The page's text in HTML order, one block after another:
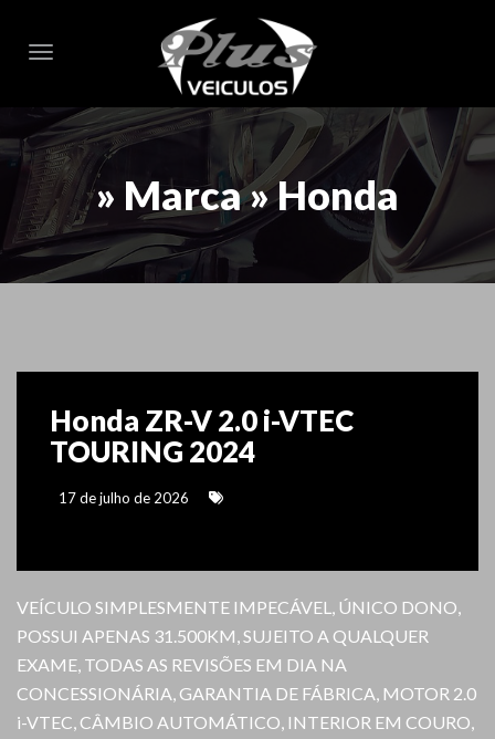
Toggle navigation
» Marca » Honda
Honda ZR-V 2.0 i-VTEC
TOURING 2024
17 de julho de 2026
VEÍCULO SIMPLESMENTE IMPECÁVEL, ÚNICO DONO,
POSSUI APENAS 31.500KM, SUJEITO A QUALQUER
EXAME, TODAS AS REVISÕES EM DIA NA
CONCESSIONÁRIA, GARANTIA DE FÁBRICA, MOTOR 2.0
i-VTEC, CÂMBIO AUTOMÁTICO, INTERIOR EM COURO,